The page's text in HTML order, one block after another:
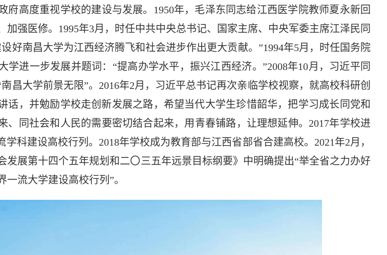
府高度重视学校的建设与发展。1950年，毛泽东同志给江西医学院教师夏永新回
加强医修。1995年3月，时任中共中央总书记、国家主席、中央军委主席江泽民同
好南昌大学为江西经济腾飞和社会进步作出更大贡献。”1994年5月，时任国务院
学进一步发展并题词：“提高办学水平，振兴江西经济。”2008年10月，习近平同
昌大学前景无限”。2016年2月，习近平总书记再次亲临学校视察，就高校科研创
话，并勉励学校走创新发展之路，希望当代大学生珍惜韶华，把学习成长同党和
、同社会和人民的需要密切结合起来，用青春铺路，让理想延伸。2017年学校进
学科建设高校行列。2018年学校成为教育部与江西省部省合建高校。2021年2月，
发展第十四个五年规划和二〇三五年远景目标纲要》中明确提出“举全省之力办好
流大学建设高校行列”。